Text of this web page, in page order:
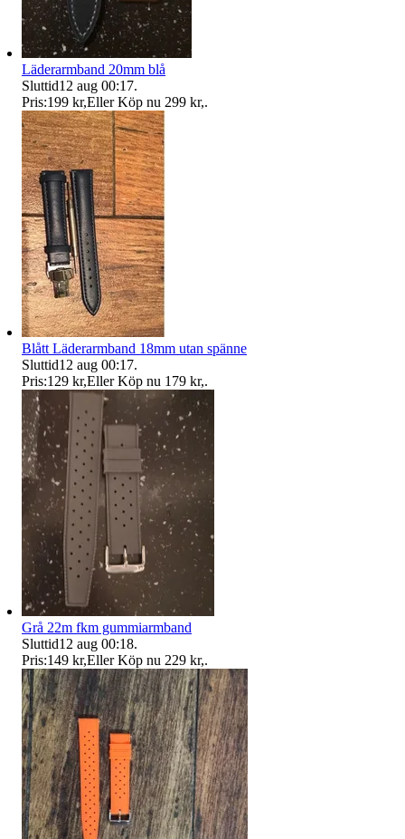
Läderarmband 20mm blå
Sluttid12 aug 00:17.
Pris:199 kr,Eller Köp nu 299 kr,.
Blått Läderarmband 18mm utan spänne
Sluttid12 aug 00:17.
Pris:129 kr,Eller Köp nu 179 kr,.
Grå 22m fkm gummiarmband
Sluttid12 aug 00:18.
Pris:149 kr,Eller Köp nu 229 kr,.